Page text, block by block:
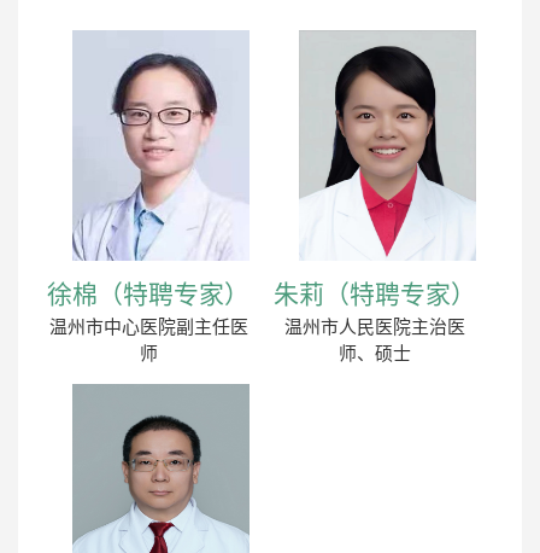
徐棉（特聘专家）
温州市中心医院副主任医
师
朱莉（特聘专家）
温州市人民医院主治医
师、硕士